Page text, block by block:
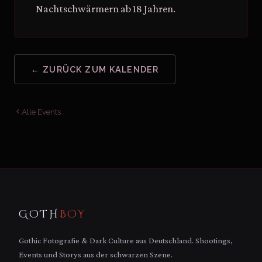
Nachtschwärmern ab 18 Jahren.
← ZURÜCK ZUM KALENDER
Alle Events
GOTH BOY
Gothic Fotografie & Dark Culture aus Deutschland. Shootings,
Events und Storys aus der schwarzen Szene.